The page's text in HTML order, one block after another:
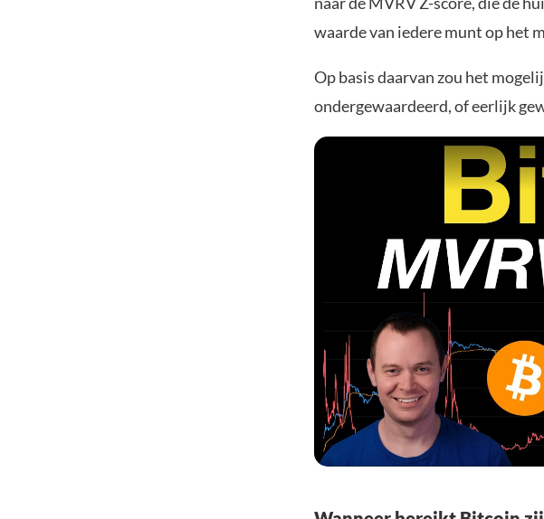
waarde van iedere munt op het
Op basis daarvan zou het
ondergewaardeerd, of eerlijk